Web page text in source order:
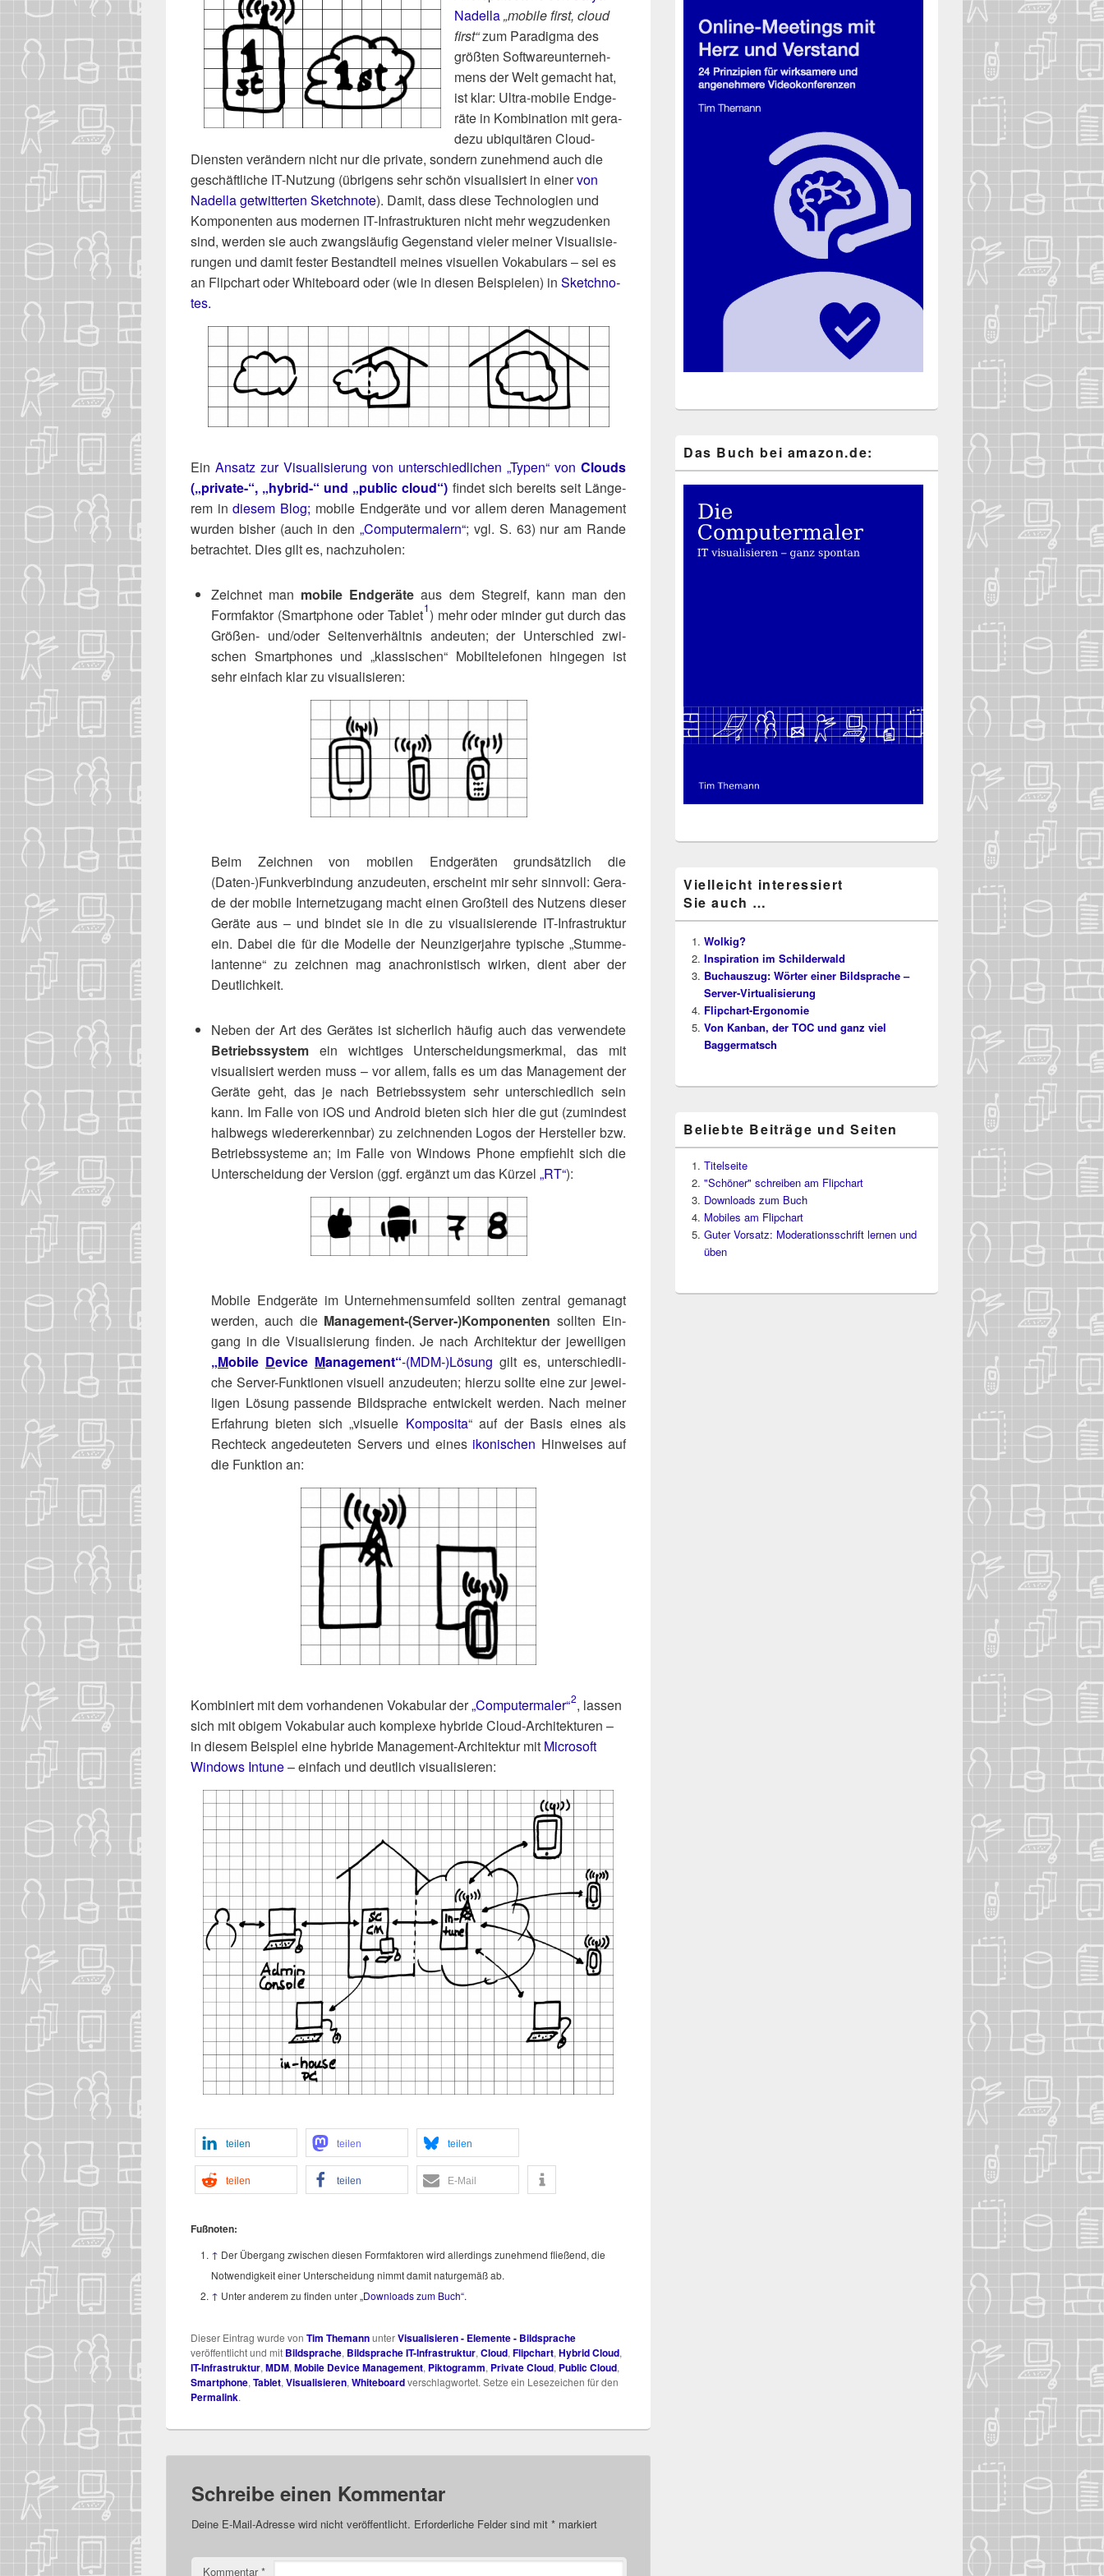
Nadel­la„mobi­le first, cloud
first“zum Para­dig­ma des
größ­ten Soft­ware­un­ter­neh­
mens der Welt gemacht hat,
ist klar: Ultra-mobi­le End­ge­
rä­te in Kom­bi­na­ti­on mit gera­
de­zu ubi­qui­tä­ren Cloud-
Diens­ten ver­än­dern nicht nur die pri­va­te, son­dern zuneh­mend auch die
geschäft­li­che IT-Nut­zung (übri­gens sehr schön visua­li­siert in einervon
Nadel­la get­wit­ter­ten Sketch­no­te). Damit, dass die­se Tech­no­lo­gien und
Kom­po­nen­ten aus moder­nen IT-Infra­struk­tu­ren nicht mehr weg­zu­den­ken
sind, wer­den sie auch zwangs­läu­fig Gegen­stand vie­ler mei­ner Visua­li­sie­
run­gen und damit fes­ter Bestand­teil mei­nes visu­el­len Voka­bu­lars – sei es
an Flip­chart oder White­board oder (wie in die­sen Bei­spie­len) in Sketch­no­
tes.
Ein Ansatz zur Visua­li­sie­rung von unter­schied­li­chen „Typen“ von Clouds
(„pri­va­te-“, „hybrid-“ und „public cloud“) fin­det sich bereits seit Län­ge­
rem indie­sem Blog; mobi­le End­ge­rä­te und vor allem deren Manage­ment
wur­den bis­her (auch in den„Com­pu­ter­ma­lern“; vgl. S. 63) nur am Ran­de
betrach­tet. Dies gilt es, nachzuholen:
Zeich­net man mobi­le End­ge­rä­te aus dem Steg­reif, kann man den
Form­fak­tor (Smart­phone oder Tablet​1) mehr oder min­der gut durch das
Grö­ßen- und/​oder Sei­ten­ver­hält­nis andeu­ten; der Unter­schied zwi­
schen Smart­phones und „klas­si­schen“ Mobil­te­le­fo­nen hin­ge­gen ist
sehr ein­fach klar zu visualisieren:
Beim Zeich­nen von mobi­len End­ge­rä­ten grund­sätz­lich die
(Daten‑)Funkverbindung anzu­deu­ten, erscheint mir sehr sinn­voll: Gera­
de der mobi­le Inter­net­zu­gang macht einen Groß­teil des Nut­zens die­ser
Gerä­te aus – und bin­det sie in die zu visua­li­sie­ren­de IT-Infra­struk­tur
ein. Dabei die für die Model­le der Neun­zi­ger­jah­re typi­sche „Stum­me­
lan­ten­ne“ zu zeich­nen mag ana­chro­nis­tisch wir­ken, dient aber der
Deutlichkeit.
Neben der Art des Gerä­tes ist sicher­lich häu­fig auch das ver­wen­de­te
Betriebs­sys­tem ein wich­ti­ges Unter­schei­dungs­merk­mal, das mit
visua­li­siert wer­den muss – vor allem, falls es um das Manage­ment der
Gerä­te geht, das je nach Betriebs­sys­tem sehr unter­schied­lich sein
kann. Im Fal­le von iOS und Android bie­ten sich hier die gut (zumin­dest
halb­wegs wie­der­erkenn­bar) zu zeich­nen­den Logos der Her­stel­ler bzw.
Betriebs­sys­te­me an; im Fal­le von Win­dows Pho­ne emp­fiehlt sich die
Unter­schei­dung der Ver­si­on (ggf. ergänzt um das Kür­zel „RT“):
Mobi­le End­ge­rä­te im Unter­neh­mens­um­feld soll­ten zen­tral gema­nagt
wer­den, auch die Management-(Server‑)​Komponenten soll­ten Ein­
gang in die Visua­li­sie­rung fin­den. Je nach Archi­tek­tur der jewei­li­gen
„Mobi­le Device Manage­ment“-(MDM‑)​Lösung gilt es, unter­schied­li­
che Ser­ver-Funk­tio­nen visu­ell anzu­deu­ten; hier­zu soll­te eine zur jewei­
li­gen Lösung pas­sen­de Bild­spra­che ent­wi­ckelt wer­den. Nach mei­ner
Erfah­rung bie­ten sich „visu­el­le Kom­po­si­ta“ auf der Basis eines als
Recht­eck ange­deu­te­ten Ser­vers und eines iko­ni­schen Hin­wei­ses auf
die Funk­ti­on an:
Kom­bi­niert mit dem vor­han­de­nen Voka­bu­lar der„Computermaler“2, las­sen
sich mit obi­gem Voka­bu­lar auch kom­ple­xe hybri­de Cloud-Archi­tek­tu­ren –
in die­sem Bei­spiel eine hybri­de Manage­ment-Archi­tek­tur mit Micro­soft
Win­dows Intu­ne– ein­fach und deut­lich visualisieren:
tei­len tei­len tei­len
tei­len tei­len E‑Mail
Fuß­no­ten:
↑ Der Über­gang zwi­schen die­sen Form­fak­to­ren wird aller­dings zuneh­mend flie­ßend, die
Not­wen­dig­keit einer Unter­schei­dung nimmt damit natur­ge­mäß ab.
↑ Unter ande­rem zu fin­den unter„Down­loads zum Buch“.
Dieser Eintrag wurde von Tim ThemannunterVisualisieren - Elemente - Bildsprache
veröffentlicht und mit Bildsprache, Bildsprache IT-Infrastruktur,Cloud,Flipchart,Hybrid Cloud,
IT-Infrastruktur,MDM,Mobile Device Management, Piktogramm, Private Cloud, Public Cloud,
Smartphone,Tablet,Visualisieren,Whiteboardverschlagwortet. Setze ein Lesezeichen für den
Permalink.
Schreibe einen Kommentar
Deine E-Mail-Adresse wird nicht veröffentlicht. Erforderliche Felder sind mit * markiert
Kommentar*
Das Buch bei ama​zon​.de:
Vielleicht interessiert
Sie auch …
Wolkig?
Inspiration im Schilderwald
Buchauszug: Wörter einer Bildsprache –
Server-Virtualisierung
Flipchart-Ergonomie
Von Kanban, der TOC und ganz viel
Baggermatsch
Beliebte Beiträge und Seiten
Titelseite
"Schöner" schreiben am Flipchart
Downloads zum Buch
Mobiles am Flipchart
Guter Vorsatz: Moderationsschrift lernen und
üben